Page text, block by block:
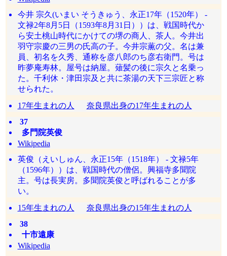
今井 宗久(いまい そうきゅう、永正17年（1520年） -
文禄2年8月5日（1593年8月31日））は、戦国時代か
ら安土桃山時代にかけての堺の商人、茶人。今井出
羽守宗慶の三男の氏高の子。今井宗薫の父。名は兼
員、初名を久秀、通称を彦八郎のち彦右衛門。号は
昨夢庵寿林。屋号は納屋。薙髪の後に宗久と名乗っ
た。千利休・津田宗及と共に茶湯の天下三宗匠と称
せられた。
17年生まれの人
奈良県出身の17年生まれの人
37
多門院英俊
Wikipedia
英俊（えいしゅん、永正15年（1518年） - 文禄5年
（1596年））は、戦国時代の僧侶。興福寺多聞院
主。号は長実房。多聞院英俊と呼ばれることが多
い。
15年生まれの人
奈良県出身の15年生まれの人
38
十市遠康
Wikipedia